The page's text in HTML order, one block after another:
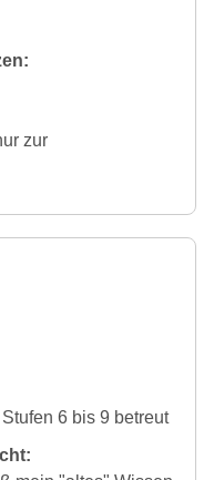
zur
6 bis 9 betreut